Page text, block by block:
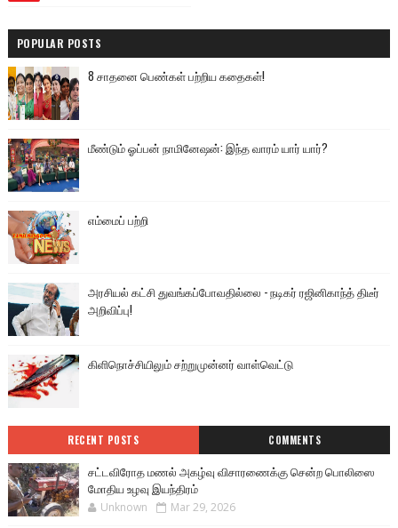
POPULAR POSTS
8 சாதனை பெண்கள் பற்றிய கதைகள்!
மீண்டும் ஓப்பன் நாமினேஷன்: இந்த வாரம் யார் யார்?
எம்மைப் பற்றி
அரசியல் கட்சி துவங்கப்போவதில்லை - நடிகர் ரஜினிகாந்த் திடீர்
அறிவிப்பு!
கிளிநொச்சியிலும் சற்றுமுன்னர் வாள்வெட்டு
RECENT POSTS COMMENTS
சட்டவிரோத மணல் அகழ்வு விசாரணைக்கு சென்ற பொலிஸை
மோதிய உழவு இயந்திரம்
Unknown Mar 29, 2026